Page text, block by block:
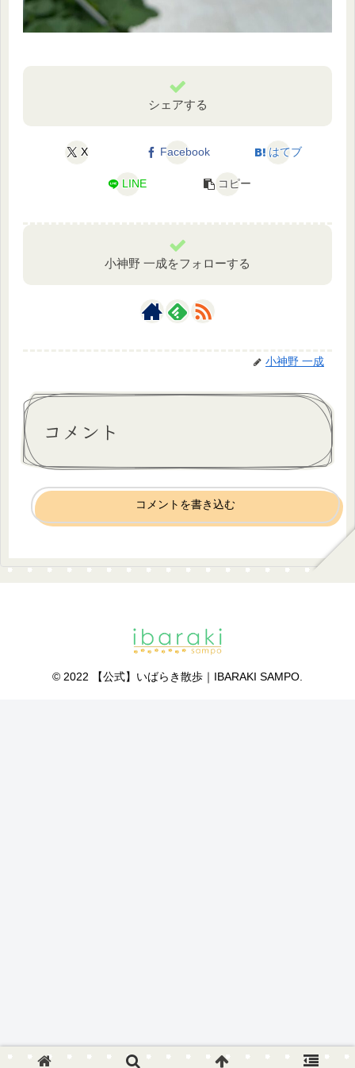
シェアする
X Facebook はてブ
LINE コピー
小神野 一成をフォローする
小神野 一成
コメント
コメントを書き込む
© 2022 【公式】いばらき散歩｜IBARAKI SAMPO.